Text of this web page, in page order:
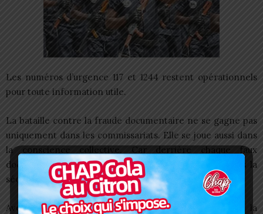
Les numéros d’urgence 117 et 1244 restent opérationnels
pour toute information utile.
La bataille contre la fraude documentaire ne se gagne pas
uniquement dans les commissariats. Elle se joue aussi dans
la conscience collective. Car derrière chaque faux
document accepté se cache une brèche ouverte dans la
sécurité nationale.
Avepozo vient de rappeler une vérité essentielle : la